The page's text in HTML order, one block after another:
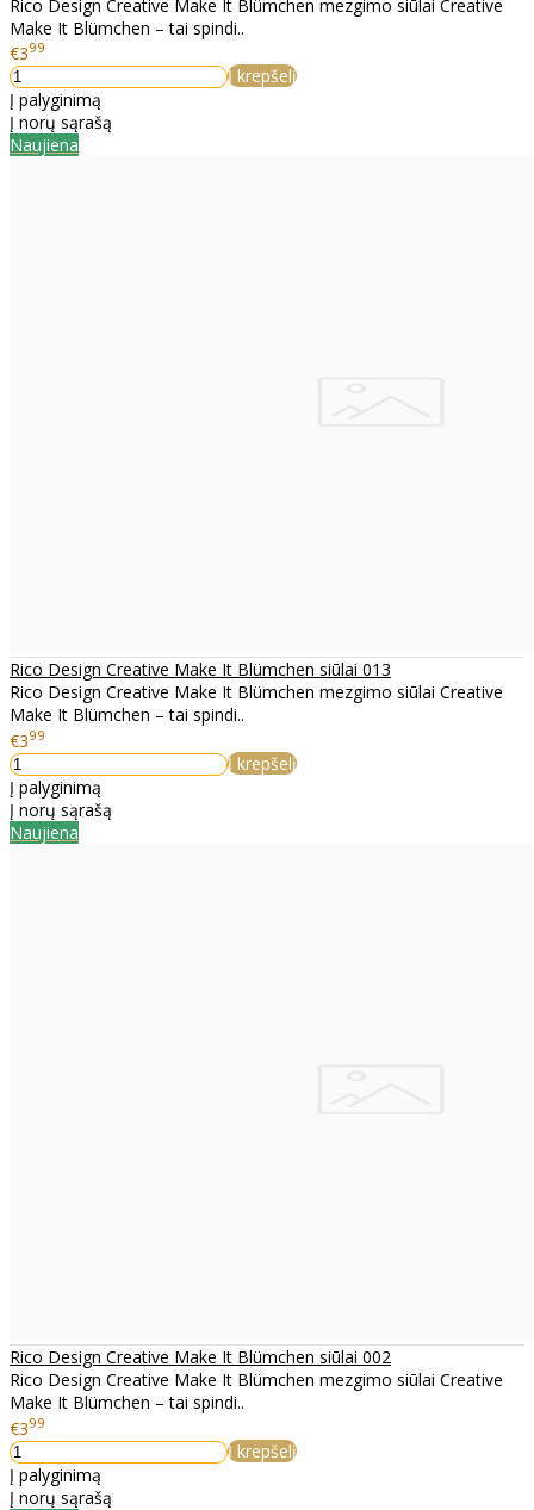
Rico Design Creative Make It Blümchen mezgimo siūlai Creative
Make It Blümchen – tai spindi..
€399
Į krepšelį
Į palyginimą
Į norų sąrašą
Naujiena
Rico Design Creative Make It Blümchen siūlai 013
Rico Design Creative Make It Blümchen mezgimo siūlai Creative
Make It Blümchen – tai spindi..
€399
Į krepšelį
Į palyginimą
Į norų sąrašą
Naujiena
Rico Design Creative Make It Blümchen siūlai 002
Rico Design Creative Make It Blümchen mezgimo siūlai Creative
Make It Blümchen – tai spindi..
€399
Į krepšelį
Į palyginimą
Į norų sąrašą